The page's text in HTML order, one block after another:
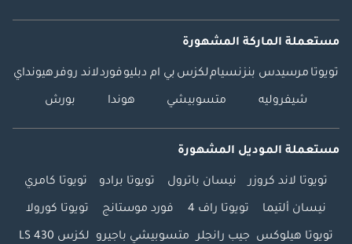
مستعملة الماركة المشهورة
تويوتا مرسيدس بنزنسياملكزس بي ام دبليوفوردلاند روفرهيونداي
شيفروليه متسوبيشي هوندا بورش
مستعملة الموديل المشهورة
تويوتا لاند كروزر نيسان باترول تويوتا برادو تويوتا كامري
نيسان ألتيما تويوتا راف 4 فورد موستانج تويوتا كورولا
تويوتا هيلوكس جيب رانجلر متسوبيشي باجيرو لكزس LS 430